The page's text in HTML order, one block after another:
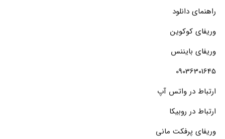
راهنمای دانلود
وریفای کوکوین
وریفای بایننس
09036301645
ارتباط در واتس آپ
ارتباط در روبیکا
وریفای پرفکت مانی